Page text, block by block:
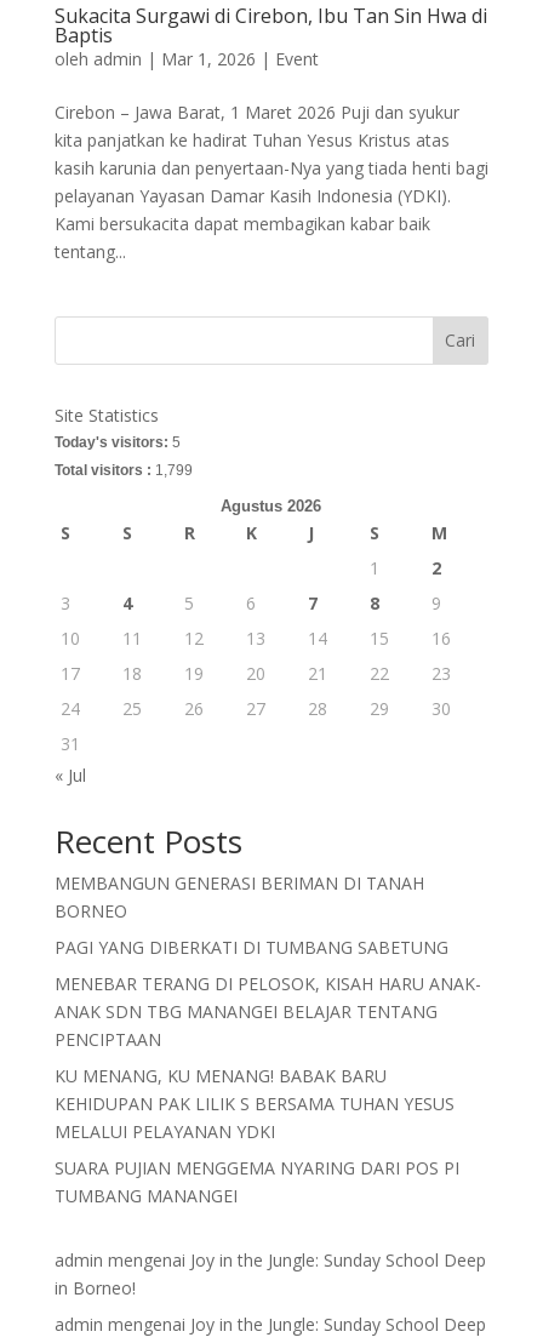
Sukacita Surgawi di Cirebon, Ibu Tan Sin Hwa di
Baptis
oleh admin | Mar 1, 2026 | Event
Cirebon – Jawa Barat, 1 Maret 2026 Puji dan syukur
kita panjatkan ke hadirat Tuhan Yesus Kristus atas
kasih karunia dan penyertaan-Nya yang tiada henti bagi
pelayanan Yayasan Damar Kasih Indonesia (YDKI).
Kami bersukacita dapat membagikan kabar baik
tentang...
Cari
Site Statistics
Today's visitors: 5
Total visitors : 1,799
Agustus 2026
S S R K J S
M
1
2
3
4 5 6 7 8
9
10
11 12 13 14 15
16
17
18 19 20 21 22
23
24
25 26 27 28 29
30
31
« Jul
Recent Posts
MEMBANGUN GENERASI BERIMAN DI TANAH
BORNEO
PAGI YANG DIBERKATI DI TUMBANG SABETUNG
MENEBAR TERANG DI PELOSOK, KISAH HARU ANAK-
ANAK SDN TBG MANANGEI BELAJAR TENTANG
PENCIPTAAN
KU MENANG, KU MENANG! BABAK BARU
KEHIDUPAN PAK LILIK S BERSAMA TUHAN YESUS
MELALUI PELAYANAN YDKI
SUARA PUJIAN MENGGEMA NYARING DARI POS PI
TUMBANG MANANGEI
admin mengenai Joy in the Jungle: Sunday School Deep
in Borneo!
admin mengenai Joy in the Jungle: Sunday School Deep